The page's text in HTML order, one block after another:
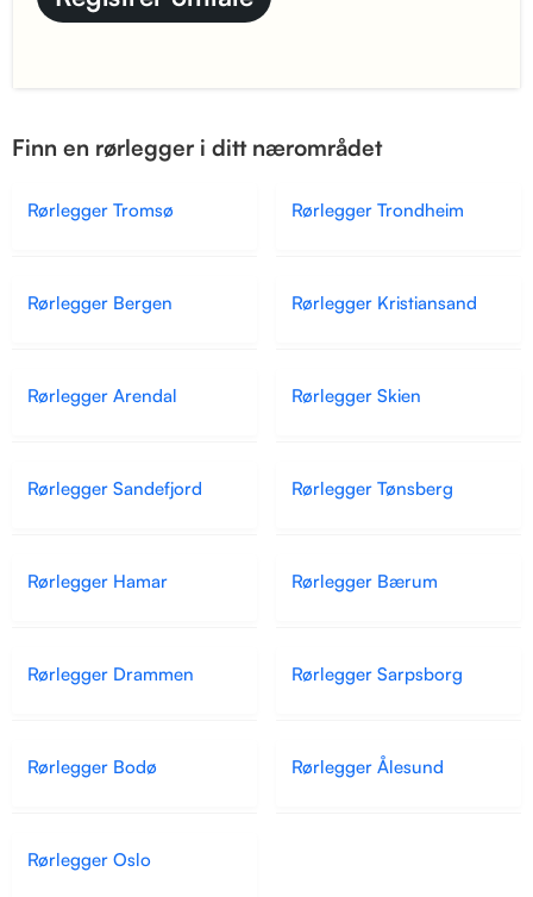
Finn en rørlegger i ditt nærområdet
Rørlegger Tromsø Rørlegger Trondheim
Rørlegger Bergen Rørlegger Kristiansand
Rørlegger Arendal Rørlegger Skien
Rørlegger Sandefjord Rørlegger Tønsberg
Rørlegger Hamar Rørlegger Bærum
Rørlegger Drammen Rørlegger Sarpsborg
Rørlegger Bodø Rørlegger Ålesund
Rørlegger Oslo